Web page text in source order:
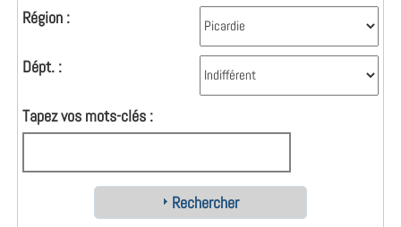
Région :
Dépt. :
Tapez vos mots-clés :
Rechercher